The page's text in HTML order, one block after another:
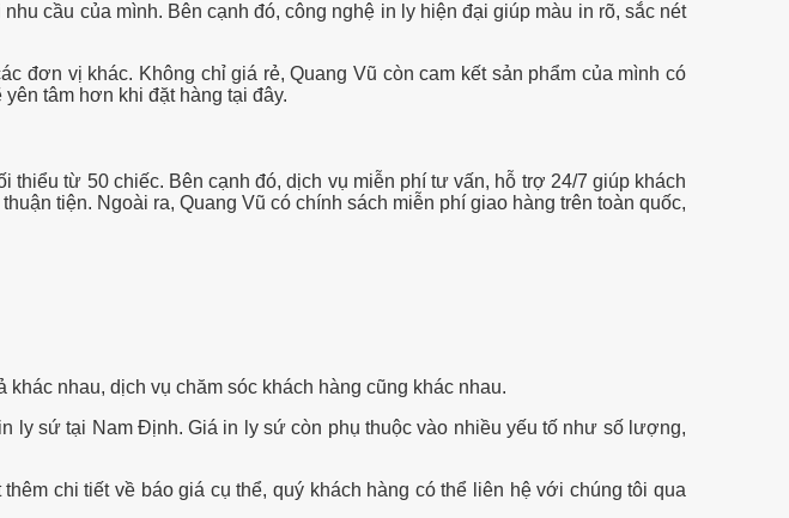
cầu của mình. Bên cạnh đó, công nghệ in ly hiện đại giúp màu in rõ, sắc nét
đơn vị khác. Không chỉ giá rẻ, Quang Vũ còn cam kết sản phẩm của mình có
tâm hơn khi đặt hàng tại đây.
từ 50 chiếc. Bên cạnh đó, dịch vụ miễn phí tư vấn, hỗ trợ 24/7 giúp khách
tiện. Ngoài ra, Quang Vũ có chính sách miễn phí giao hàng trên toàn quốc,
khác nhau, dịch vụ chăm sóc khách hàng cũng khác nhau.
ly sứ tại Nam Định. Giá in ly sứ còn phụ thuộc vào nhiều yếu tố như số lượng,
chi tiết về báo giá cụ thể, quý khách hàng có thể liên hệ với chúng tôi qua